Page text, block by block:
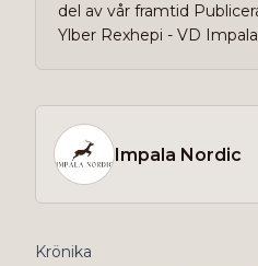
del av vår framtid
Ylber Rexhepi - VD
Impala Nordic
Krönika